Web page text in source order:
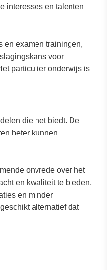
interesses en talenten
en examen trainingen,
voor
particulier onderwijs is
die het biedt. De
beter kunnen
onvrede over het
en kwaliteit te bieden,
en minder
alternatief dat